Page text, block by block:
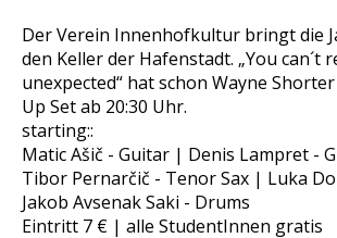
Der Verein Innenhofkultur bringt die
den Keller der Hafenstadt. „You can´t
unexpected“ hat schon Wayne
Up Set ab 20:30 Uhr.
starting::
Matic Ašič - Guitar | Denis Lampret -
Tibor Pernarčič - Tenor Sax | Luka
Jakob Avsenak Saki - Drums
Eintritt 7 € | alle StudentInnen gratis